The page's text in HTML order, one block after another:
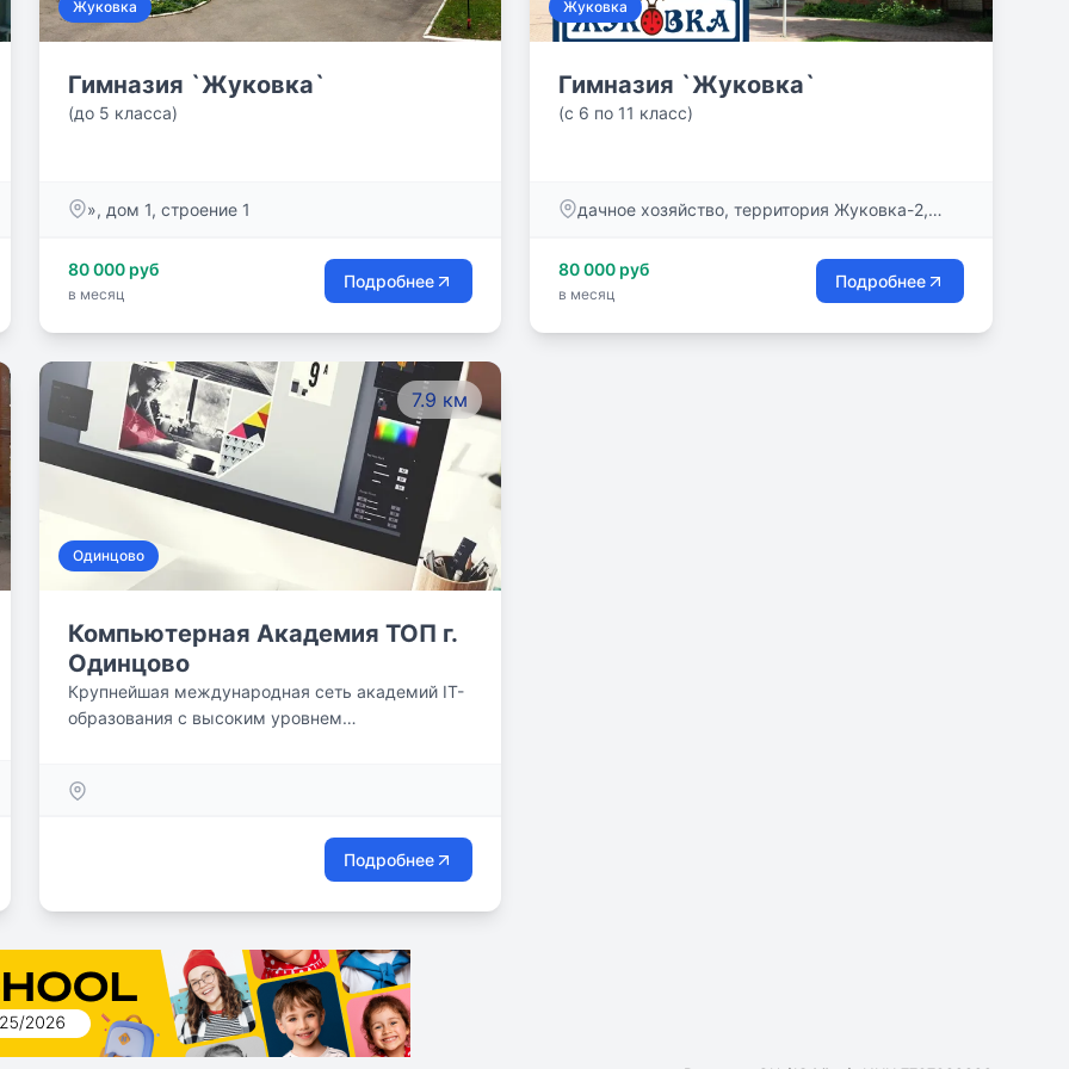
Жуковка
Гимназия `Жуковка`
(до 5 класса)
», дом 1, строение 1
80 000 руб
в месяц
Подробнее
Жуковка
Гимназия `Жуковка`
(с 6 по 11 класс)
дачное хозяйство, территория Жуковка-2,
80 000 руб
в месяц
Подробнее
7.9 км
Одинцово
Компьютерная Академия ТОП г.
Одинцово
Крупнейшая международная сеть академий IT-
образования с высоким уровнем
Подробнее